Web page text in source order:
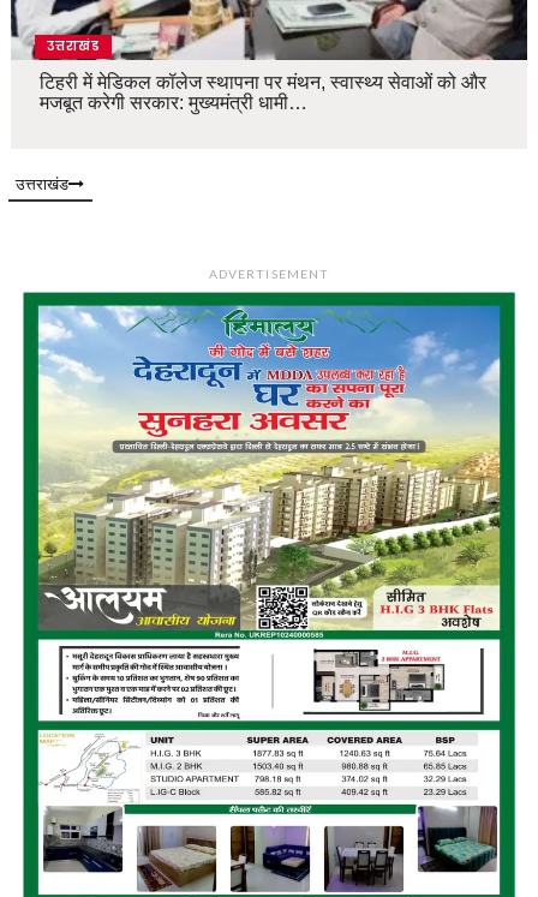
उत्तराखंड
टिहरी में मेडिकल कॉलेज स्थापना पर मंथन, स्वास्थ्य सेवाओं को और
मजबूत करेगी सरकार: मुख्यमंत्री धामी…
उत्तराखंड
ADVERTISEMENT